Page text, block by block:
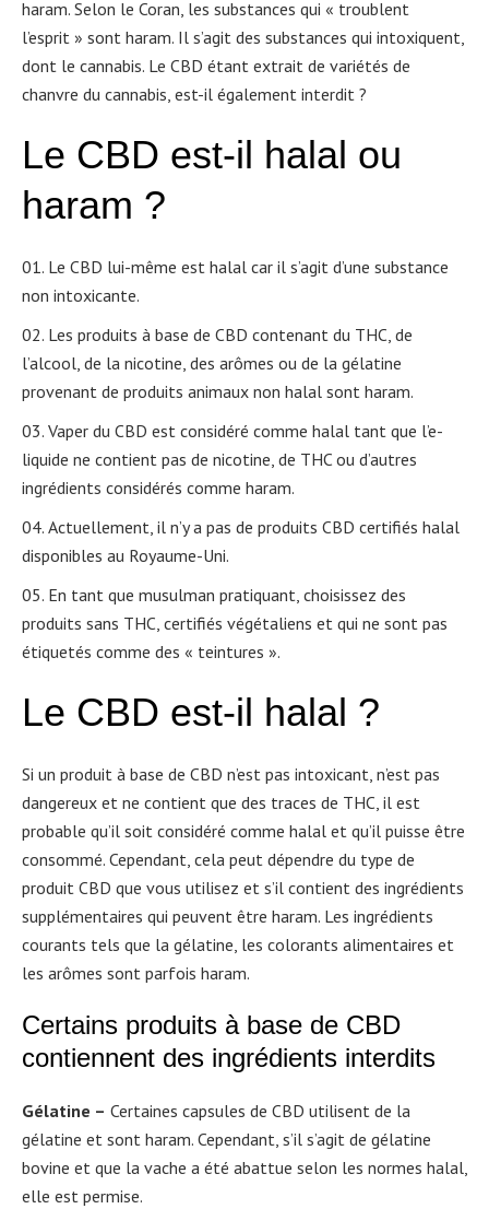
haram. Selon le Coran, les substances qui « troublent
l’esprit » sont haram. Il s’agit des substances qui intoxiquent,
dont le cannabis. Le CBD étant extrait de variétés de
chanvre du cannabis, est-il également interdit ?
Le CBD est-il halal ou
haram ?
Le CBD lui-même est halal car il s’agit d’une substance
non intoxicante.
Les produits à base de CBD contenant du THC, de
l’alcool, de la nicotine, des arômes ou de la gélatine
provenant de produits animaux non halal sont haram.
Vaper du CBD est considéré comme halal tant que l’e-
liquide ne contient pas de nicotine, de THC ou d’autres
ingrédients considérés comme haram.
Actuellement, il n’y a pas de produits CBD certifiés halal
disponibles au Royaume-Uni.
En tant que musulman pratiquant, choisissez des
produits sans THC, certifiés végétaliens et qui ne sont pas
étiquetés comme des « teintures ».
Le CBD est-il halal ?
Si un produit à base de CBD n’est pas intoxicant, n’est pas
dangereux et ne contient que des traces de THC, il est
probable qu’il soit considéré comme halal et qu’il puisse être
consommé. Cependant, cela peut dépendre du type de
produit CBD que vous utilisez et s’il contient des ingrédients
supplémentaires qui peuvent être haram. Les ingrédients
courants tels que la gélatine, les colorants alimentaires et
les arômes sont parfois haram.
Certains produits à base de CBD
contiennent des ingrédients interdits
Gélatine – Certaines capsules de CBD utilisent de la
gélatine et sont haram. Cependant, s’il s’agit de gélatine
bovine et que la vache a été abattue selon les normes halal,
elle est permise.